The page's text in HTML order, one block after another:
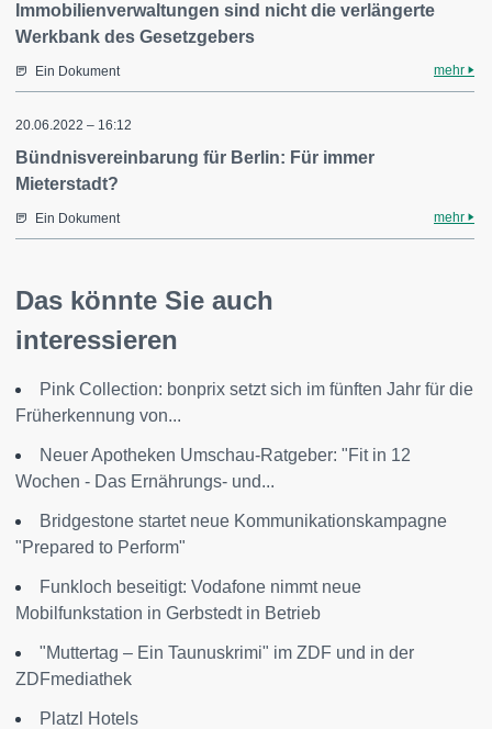
Immobilienverwaltungen sind nicht die verlängerte
Werkbank des Gesetzgebers
Ein Dokument mehr
20.06.2022 – 16:12
Bündnisvereinbarung für Berlin: Für immer
Mieterstadt?
Ein Dokument mehr
Das könnte Sie auch
interessieren
Pink Collection: bonprix setzt sich im fünften Jahr für die
Früherkennung von...
Neuer Apotheken Umschau-Ratgeber: "Fit in 12
Wochen - Das Ernährungs- und...
Bridgestone startet neue Kommunikationskampagne
"Prepared to Perform"
Funkloch beseitigt: Vodafone nimmt neue
Mobilfunkstation in Gerbstedt in Betrieb
"Muttertag – Ein Taunuskrimi" im ZDF und in der
ZDFmediathek
Platzl Hotels